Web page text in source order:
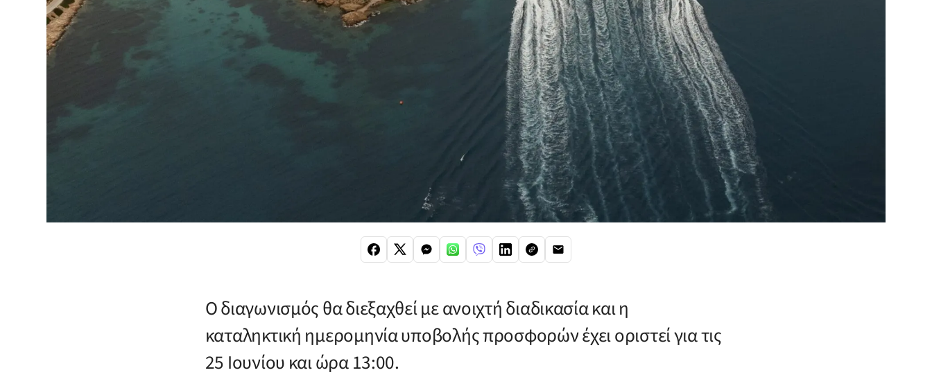
Ο διαγωνισμός θα διεξαχθεί με ανοιχτή διαδικασία και η
καταληκτική ημερομηνία υποβολής προσφορών έχει οριστεί για τις
25 Ιουνίου και ώρα 13:00.